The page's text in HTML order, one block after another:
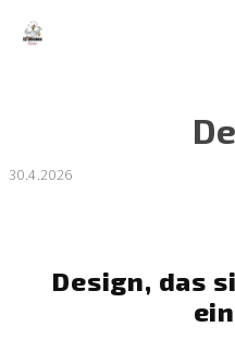
Inhalt
30.4.2026
Design, das